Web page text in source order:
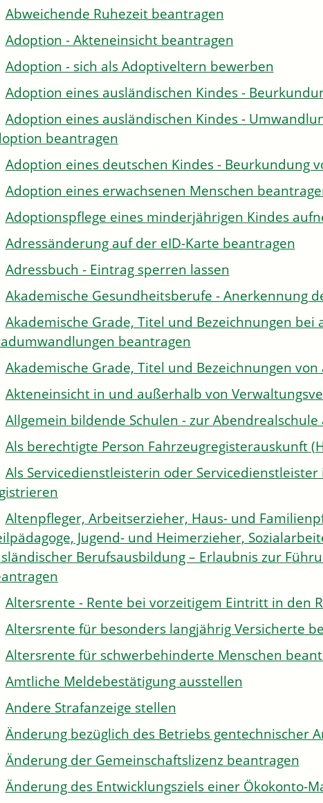
Abweichende Ruhezeit beantragen
Adoption - Akteneinsicht beantragen
Adoption - sich als Adoptiveltern bewerben
Adoption eines ausländischen Kindes -
Adoption eines ausländischen Kindes -
beantragen
Adoption eines deutschen Kindes - Beurkundung
Adoption eines erwachsenen Menschen
Adoptionspflege eines minderjährigen Kindes
Adressänderung auf der eID-Karte beantragen
Adressbuch - Eintrag sperren lassen
Akademische Gesundheitsberufe - Anerkennung
Akademische Grade, Titel und Bezeichnungen
beantragen
Akademische Grade, Titel und Bezeichnungen
Akteneinsicht in und außerhalb von
Allgemein bildende Schulen - zur
Als berechtigte Person Fahrzeugregisterauskunft
Als Servicedienstleisterin oder
Altenpfleger, Arbeitserzieher, Haus- und
Jugend- und Heimerzieher,
Berufsausbildung – Erlaubnis zur
Altersrente - Rente bei vorzeitigem Eintritt in den
Altersrente für besonders langjährig Versicherte
Altersrente für schwerbehinderte Menschen
Amtliche Meldebestätigung ausstellen
Andere Strafanzeige stellen
Änderung bezüglich des Betriebs gentechnischer
Änderung der Gemeinschaftslizenz beantragen
Änderung des Entwicklungsziels einer Ökokonto-